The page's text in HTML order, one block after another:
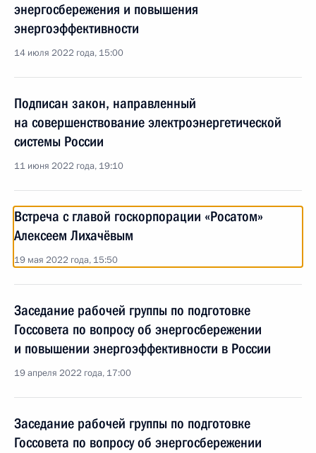
энергосбережения и повышения
энергоэффективности
14 июля 2022 года, 15:00
Подписан закон, направленный
на совершенствование электроэнергетической
системы России
11 июня 2022 года, 19:10
Встреча с главой госкорпорации «Росатом»
Алексеем Лихачёвым
19 мая 2022 года, 15:50
Заседание рабочей группы по подготовке
Госсовета по вопросу об энергосбережении
и повышении энергоэффективности в России
19 апреля 2022 года, 17:00
Заседание рабочей группы по подготовке
Госсовета по вопросу об энергосбережении